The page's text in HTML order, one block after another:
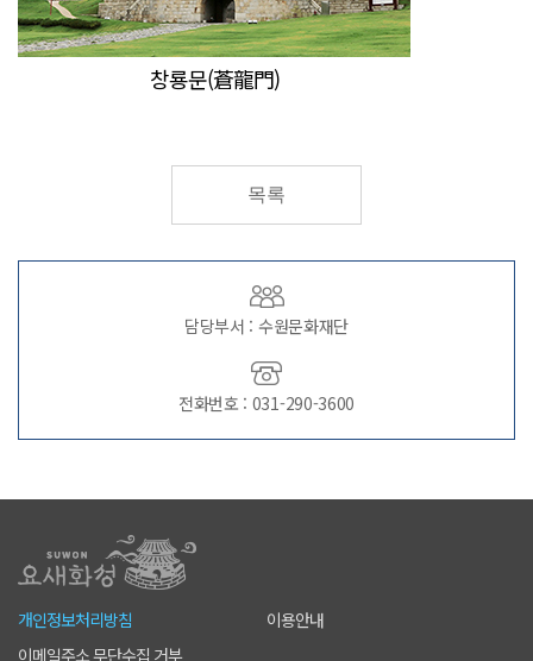
창룡문(蒼龍門)
목록
담당부서 : 수원문화재단
전화번호 : 031-290-3600
개인정보처리방침
이용안내
이메일주소 무단수집 거부